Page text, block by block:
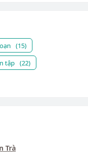
(15)
tập (22)
Trà